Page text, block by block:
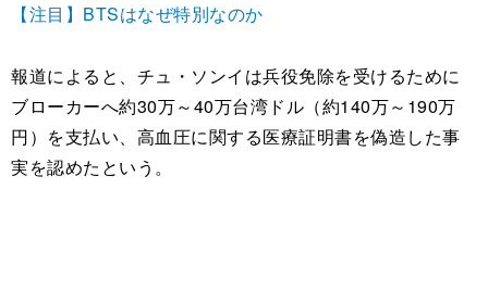
【注目】BTSはなぜ特別なのか
報道によると、チュ・ソンイは兵役免除を受けるために
ブローカーへ約30万～40万台湾ドル（約140万～190万
円）を支払い、高血圧に関する医療証明書を偽造した事
実を認めたという。